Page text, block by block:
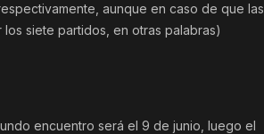
aunque en caso de que las
siete partidos, en otras palabras)
encuentro será el 9 de junio, luego el